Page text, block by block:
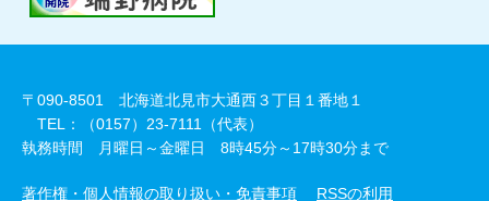
〒090-8501 北海道北見市大通西３丁目１番地１
TEL：（0157）23-7111（代表）
執務時間 月曜日～金曜日 8時45分～17時30分まで
著作権・個人情報の取り扱い・免責事項 RSSの利用